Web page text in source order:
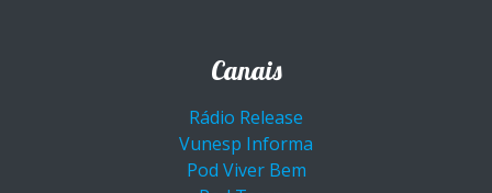
Canais
Rádio Release
Vunesp Informa
Pod Viver Bem